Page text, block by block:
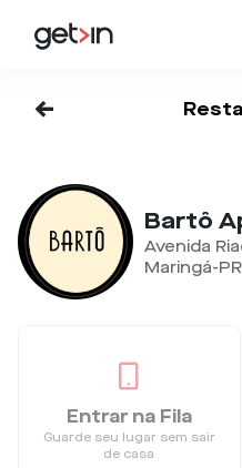
<-
Bartô
Avenida
Maringá-PR
Entrar na Fila
Guarde seu lugar sem sair
de casa